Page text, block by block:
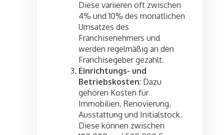
Diese variieren oft zwischen
4% und 10% des monatlichen
Umsatzes des
Franchisenehmers und
werden regelmäßig an den
Franchisegeber gezahlt.
Einrichtungs- und
Betriebskosten: Dazu
gehören Kosten für
Immobilien, Renovierung,
Ausstattung und Initialstock.
Diese können zwischen